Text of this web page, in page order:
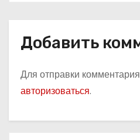
Добавить
Для отправки
авторизоваться.